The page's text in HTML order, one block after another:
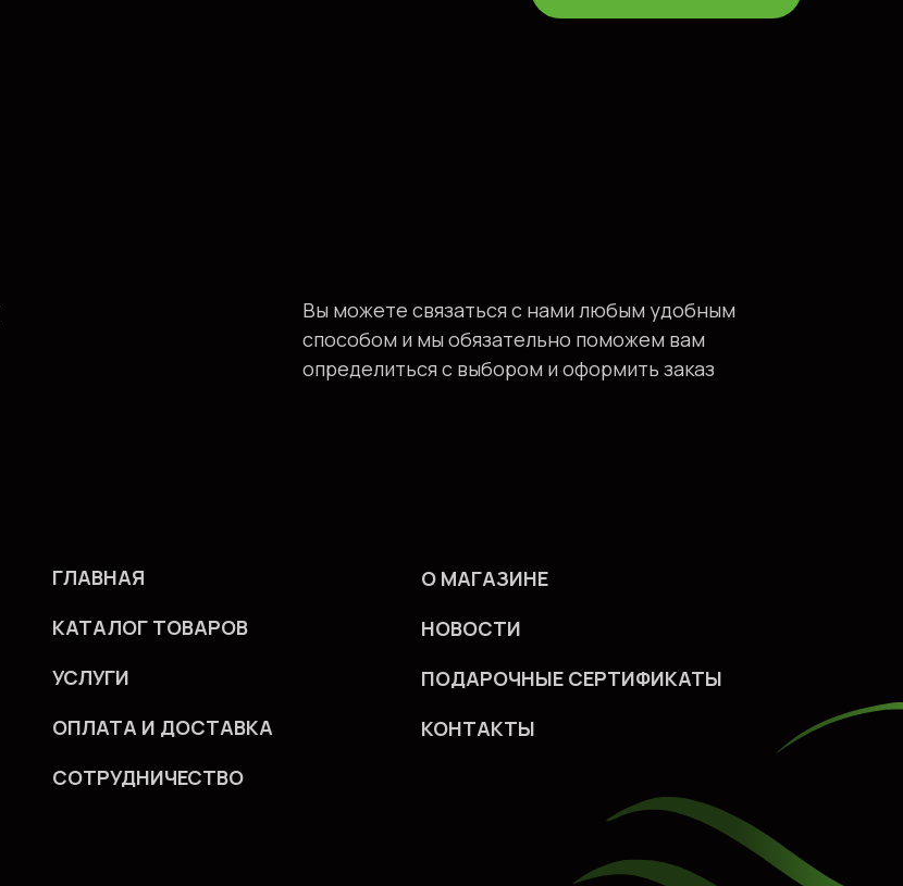
Вы можете связаться с нами любым удобным
способом и мы обязательно поможем вам
определиться с выбором и оформить заказ
ГЛАВНАЯ
КАТАЛОГ ТОВАРОВ
УСЛУГИ
ОПЛАТА И ДОСТАВКА
СОТРУДНИЧЕСТВО
О МАГАЗИНЕ
НОВОСТИ
ПОДАРОЧНЫЕ СЕРТИФИКАТЫ
КОHТАКТЫ